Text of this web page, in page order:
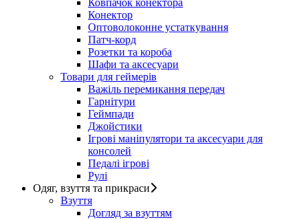
Ковпачок конектора
Конектор
Оптоволоконне устаткування
Патч-корд
Розетки та короба
Шафи та аксесуари
Товари для геймерів
Важіль перемикання передач
Гарнітури
Геймпади
Джойстики
Ігрові маніпулятори та аксесуари для
консолей
Педалі ігрові
Рулі
Одяг, взуття та прикраси
Взуття
Догляд за взуттям